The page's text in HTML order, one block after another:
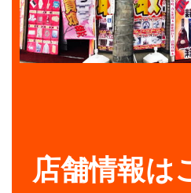
店舗情報は